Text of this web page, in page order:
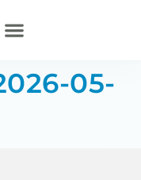
05-